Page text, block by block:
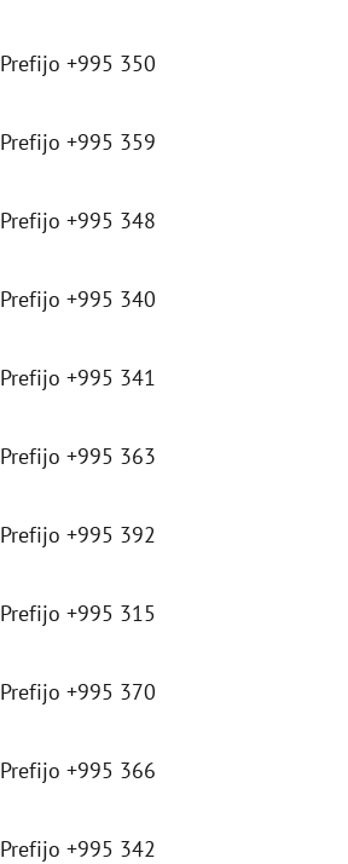
Prefijo +995 350
Prefijo +995 359
Prefijo +995 348
Prefijo +995 340
Prefijo +995 341
Prefijo +995 363
Prefijo +995 392
Prefijo +995 315
Prefijo +995 370
Prefijo +995 366
Prefijo +995 342